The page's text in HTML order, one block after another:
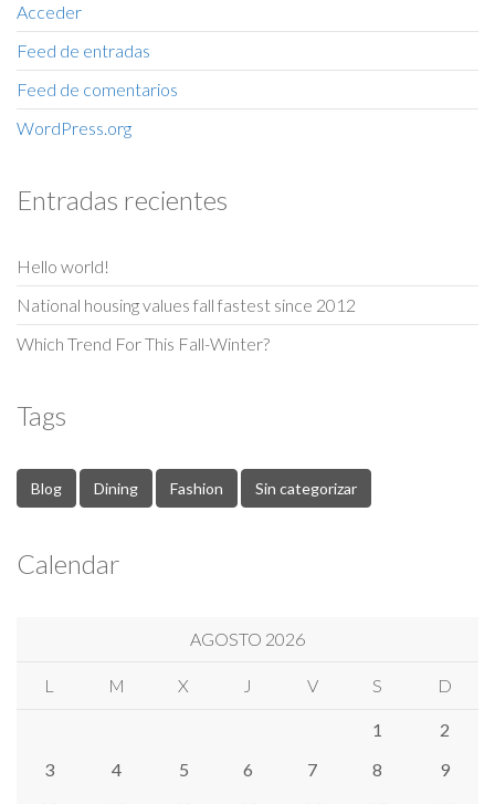
Acceder
Feed de entradas
Feed de comentarios
WordPress.org
Entradas recientes
Hello world!
National housing values fall fastest since 2012
Which Trend For This Fall-Winter?
Tags
Blog Dining Fashion Sin categorizar
Calendar
AGOSTO 2026
L M X J V S D
1
2
3
4 5 6 7 8
9